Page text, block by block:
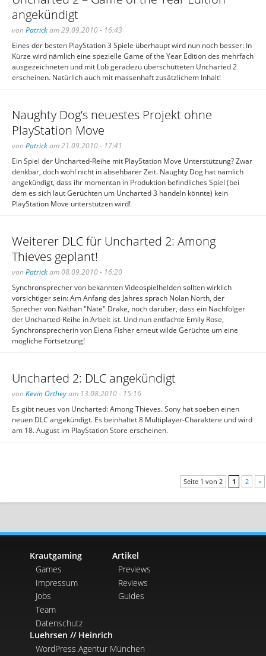
angekündigt
von Patrickam 29.09.2010 - 16:43
Eines der besten PlayStation 3 Spiele überhaupt wird nun noch besser: In
Kürze wird nämlich eine spezielle Game of the Year Edition des mehrfach
ausgezeichneten und mit Lob geradezu überschütteten Uncharted 2
erscheinen. Natürlich auch mit massenhaft zusätzlichem Inhalt!
Naughty Dog’s neuestes Projekt ohne
PlayStation Move
von Patrickam 21.09.2010 - 17:41
Ein Spiel der Uncharted-Reihe mit PlayStation Move Unterstützung? Zwar
denkbar, doch wohl nicht in absehbarer Zeit. Naughty Dog hat nämlich
angekündigt, dass ihr momentan in Produktion befindliches Spiel (bei
dem es sich laut Gerüchten um Uncharted 3 handeln könnte) kein
PlayStation Move unterstützen wird!
Weiterer DLC für Uncharted 2: Among
Thieves geplant!
von Patrickam 08.09.2010 - 16:20
Synchronsprecher von bekannten Videospielhelden sollten wirklich
vorsichtiger sein: Am Anfang des Jahres sprach Nolan North, der
Sprecher von Nathan "Nate" Drake, noch darüber, dass ein Nachfolger
der Uncharted-Reihe in Arbeit ist. Und nun entfachte Emily Rose,
Synchronsprecherin von Elena Fisher erneut wilde Gerüchte um eine
mögliche Fortsetzung!
Uncharted 2: DLC angekündigt
von Kevin Ortheyam 13.08.2010 - 15:16
Es gibt neues von Uncharted: Among Thieves. Sony hat soeben einen
neuen DLC angekündigt. Es beinhaltet 8 Multiplayer-Charaktere und wird
am 18. August im PlayStation Store erscheinen.
Seite 1 von 2 1 2 »
Krautgaming
Games
Impressum
Jobs
Team
Datenschutz
Artikel
Previews
Reviews
Guides
Luehrsen // Heinrich
WordPress Agentur München